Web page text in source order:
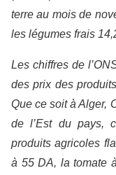
terre au mois de
les légumes frais
Les chiffres de
des prix des
Que ce soit à Alger,
de l’Est du pays,
produits agricoles
à 55 DA, la tomate